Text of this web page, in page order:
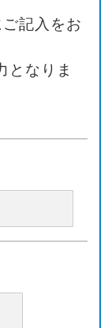
記入をお
となりま